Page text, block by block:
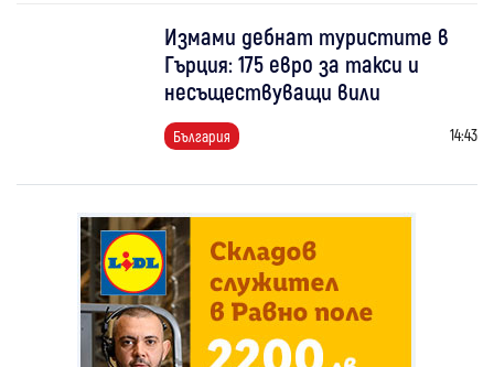
Измами дебнат туристите в
Гърция: 175 евро за такси и
несъществуващи вили
България 14:43